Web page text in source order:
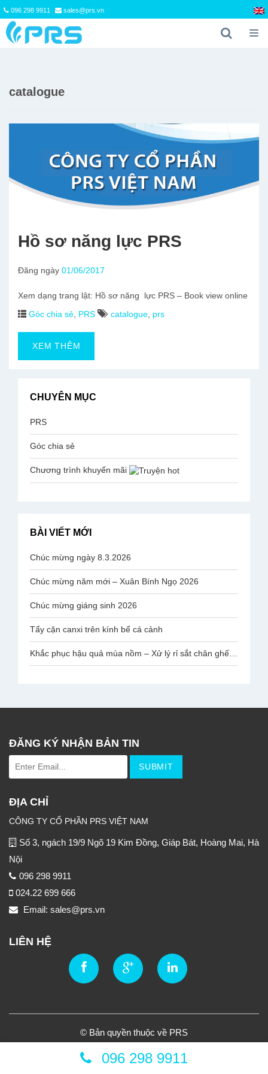
096 298 9911 sales@prs.vn
catalogue
Hồ sơ năng lực PRS
Đăng ngày 01/06/2017
Xem dạng trang lật: Hồ sơ năng lực PRS – Book view online
Góc chia sẻ, PRS catalogue, prs
XEM THÊM
CHUYÊN MỤC
PRS
Góc chia sẻ
Chương trình khuyến mãi
BÀI VIẾT MỚI
Chúc mừng ngày 8.3.2026
Chúc mừng năm mới – Xuân Bính Ngọ 2026
Chúc mừng giáng sinh 2026
Tẩy cặn canxi trên kính bể cá cảnh
096 298 9911
ĐĂNG KÝ NHẬN BẢN TIN
ĐỊA CHỈ
CÔNG TY CỔ PHẦN PRS VIỆT NAM
Số 3, ngách 19/9 Ngõ 19 Kim Đồng, Giáp Bát, Hoàng Mai, Hà
Nội
096 298 9911
024.22 699 666
Email: sales@prs.vn
LIÊN HỆ
© Bản quyền thuộc về PRS